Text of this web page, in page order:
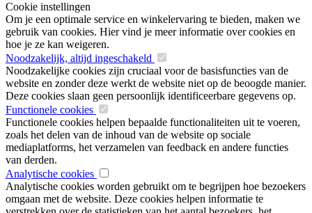
Cookie instellingen
Om je een optimale service en winkelervaring te bieden, maken we
gebruik van cookies. Hier vind je meer informatie over cookies en
hoe je ze kan weigeren.
Noodzakelijk, altijd ingeschakeld
Noodzakelijke cookies zijn cruciaal voor de basisfuncties van de
website en zonder deze werkt de website niet op de beoogde manier.
Deze cookies slaan geen persoonlijk identificeerbare gegevens op.
Functionele cookies
Functionele cookies helpen bepaalde functionaliteiten uit te voeren,
zoals het delen van de inhoud van de website op sociale
mediaplatforms, het verzamelen van feedback en andere functies
van derden.
Analytische cookies
Analytische cookies worden gebruikt om te begrijpen hoe bezoekers
omgaan met de website. Deze cookies helpen informatie te